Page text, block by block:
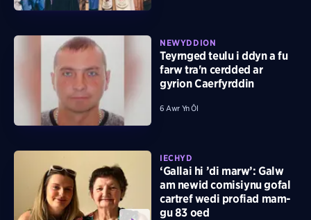
NEWYDDION
Teyrnged teulu i ddyn a fu
farw tra'n cerdded ar
gyrion Caerfyrddin
6 Awr Yn Ôl
IECHYD
‘Gallai hi ’di marw’: Galw
am newid comisiynu gofal
cartref wedi profiad mam-
gu 83 oed